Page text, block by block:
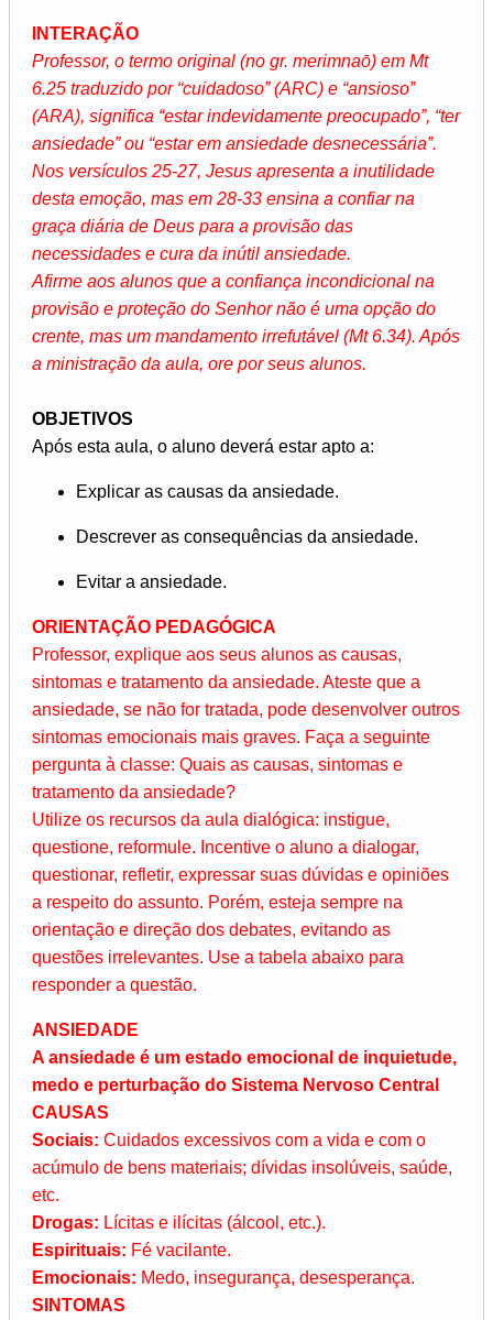
INTERAÇÃO
Professor, o termo original (no gr. merimnaō) em Mt
6.25 traduzido por “cuidadoso” (ARC) e “ansioso”
(ARA), significa “estar indevidamente preocupado”, “ter
ansiedade” ou “estar em ansiedade desnecessária”.
Nos versículos 25-27, Jesus apresenta a inutilidade
desta emoção, mas em 28-33 ensina a confiar na
graça diária de Deus para a provisão das
necessidades e cura da inútil ansiedade.
Afirme aos alunos que a confiança incondicional na
provisão e proteção do Senhor não é uma opção do
crente, mas um mandamento irrefutável (Mt 6.34). Após
a ministração da aula, ore por seus alunos.
OBJETIVOS
Após esta aula, o aluno deverá estar apto a:
Explicar as causas da ansiedade.
Descrever as consequências da ansiedade.
Evitar a ansiedade.
ORIENTAÇÃO PEDAGÓGICA
Professor, explique aos seus alunos as causas,
sintomas e tratamento da ansiedade. Ateste que a
ansiedade, se não for tratada, pode desenvolver outros
sintomas emocionais mais graves. Faça a seguinte
pergunta à classe: Quais as causas, sintomas e
tratamento da ansiedade?
Utilize os recursos da aula dialógica: instigue,
questione, reformule. Incentive o aluno a dialogar,
questionar, refletir, expressar suas dúvidas e opiniões
a respeito do assunto. Porém, esteja sempre na
orientação e direção dos debates, evitando as
questões irrelevantes. Use a tabela abaixo para
responder a questão.
ANSIEDADE
A ansiedade é um estado emocional de inquietude,
medo e perturbação do Sistema Nervoso Central
CAUSAS
Sociais: Cuidados excessivos com a vida e com o
acúmulo de bens materiais; dívidas insolúveis, saúde,
etc.
Drogas: Lícitas e ilícitas (álcool, etc.).
Espirituais: Fé vacilante.
Emocionais: Medo, insegurança, desesperança.
SINTOMAS